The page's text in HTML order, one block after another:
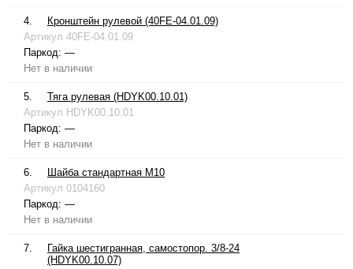
4.
Кронштейн рулевой (40FE-04.01.09)
Артикул 40FE-04.01.09
Паркод: —
Нет в наличии
5.
Тяга рулевая (HDYK00.10.01)
Артикул HDYK00.10.01
Паркод: —
Нет в наличии
6.
Шайба стандартная М10
Артикул 0104160
Паркод: —
Нет в наличии
7.
Гайка шестигранная, самостопор. 3/8-24
(HDYK00.10.07)